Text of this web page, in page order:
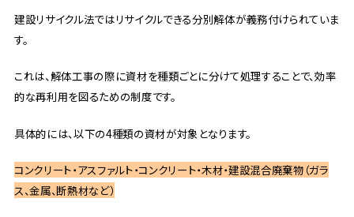
建設リサイクル法ではリサイクルできる分別解体が義務付けられていま
す。
これは、解体工事の際に資材を種類ごとに分けて処理することで、効率
的な再利用を図るための制度です。
具体的には、以下の4種類の資材が対象となります。
コンクリート・アスファルト・コンクリート・木材・建設混合廃棄物（ガラ
ス、金属、断熱材など）